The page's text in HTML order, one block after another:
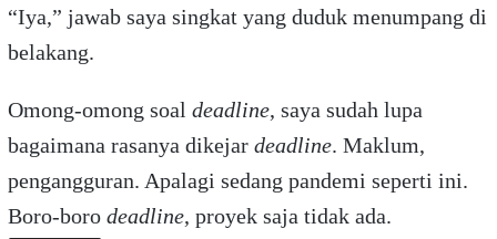
“Iya,” jawab saya singkat yang duduk menumpang di
belakang.
Omong-omong soal deadline, saya sudah lupa
bagaimana rasanya dikejar deadline. Maklum,
pengangguran. Apalagi sedang pandemi seperti ini.
Boro-boro deadline, proyek saja tidak ada.